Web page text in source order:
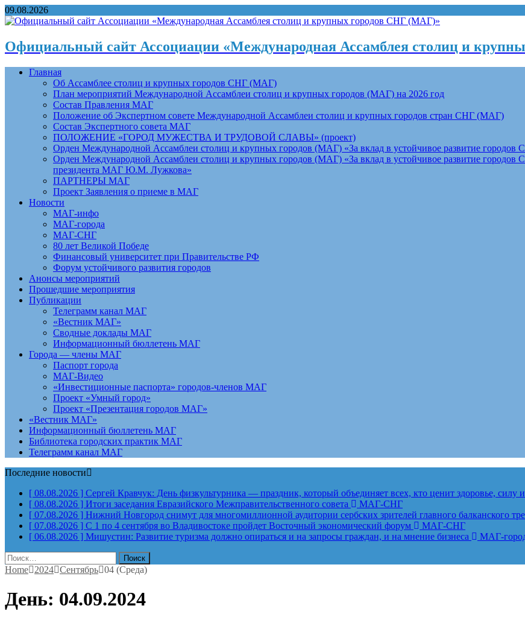
09.08.2026
Официальный сайт Ассоциации «Международная Ассамблея столиц и
Главная
Об Ассамблее столиц и крупных городов СНГ (МАГ)
План мероприятий Международной Ассамблеи столиц и крупных городов (МАГ) на 2026 год
Состав Правления МАГ
Положение об Экспертном совете Международной Ассамблеи столиц и крупных городов стран СНГ (МАГ)
Состав Экспертного совета МАГ
ПОЛОЖЕНИЕ «ГОРОД МУЖЕСТВА И ТРУДОВОЙ СЛАВЫ» (проект)
Орден Международной Ассамблеи столиц и крупных городов (МАГ) «За вклад в устойчивое развитие городов
Орден Международной Ассамблеи столиц и крупных городов (МАГ) «За вклад в устойчивое развитие
президента МАГ Ю.М. Лужкова»
ПАРТНЕРЫ МАГ
Проект Заявления о приеме в МАГ
Новости
МАГ-инфо
МАГ-города
МАГ-СНГ
80 лет Великой Победе
Финансовый университет при Правительстве РФ
Форум устойчивого развития городов
Анонсы мероприятий
Прошедшие мероприятия
Публикации
Телеграмм канал МАГ
«Вестник МАГ»
Сводные доклады МАГ
Информационный бюллетень МАГ
Города — члены МАГ
Паспорт города
МАГ-Видео
«Инвестиционные паспорта» городов-членов МАГ
Проект «Умный город»
Проект «Презентация городов МАГ»
«Вестник МАГ»
Информационный бюллетень МАГ
Библиотека городских практик МАГ
Телеграмм канал МАГ
Последние новости
[ 08.08.2026 ] Сергей Кравчук: День физкультурника — праздник, который объединяет всех, кто ценит здоровье, силу
[ 08.08.2026 ] Итоги заседания Евразийского Межправительственного совета
МАГ-СНГ
[ 07.08.2026 ] Нижний Новгород снимут для многомиллионной аудитории сербских зрителей главного балканского
[ 07.08.2026 ] С 1 по 4 сентября во Владивостоке пройдет Восточный экономический форум
МАГ-СНГ
[ 06.08.2026 ] Мишустин: Развитие туризма должно опираться и на запросы граждан, и на мнение бизнеса
МАГ-
Найти:
Home
2024 Сентябрь 04 (Среда)
День: 04.09.2024